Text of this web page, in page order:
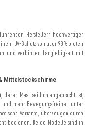
Herstellern hochwertiger
UV-Schutz von über 98 % bieten
und verbinden Langlebigkeit mit
Mittelstockschirme
, deren Mast seitlich angebracht ist,
und mehr Bewegungsfreiheit unter
Variante, überzeugen durch
bedienen. Beide Modelle sind in